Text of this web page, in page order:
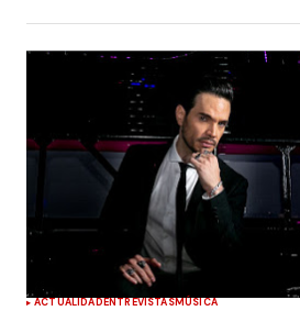
ACTUALIDAD ENTREVISTASMÚSICA